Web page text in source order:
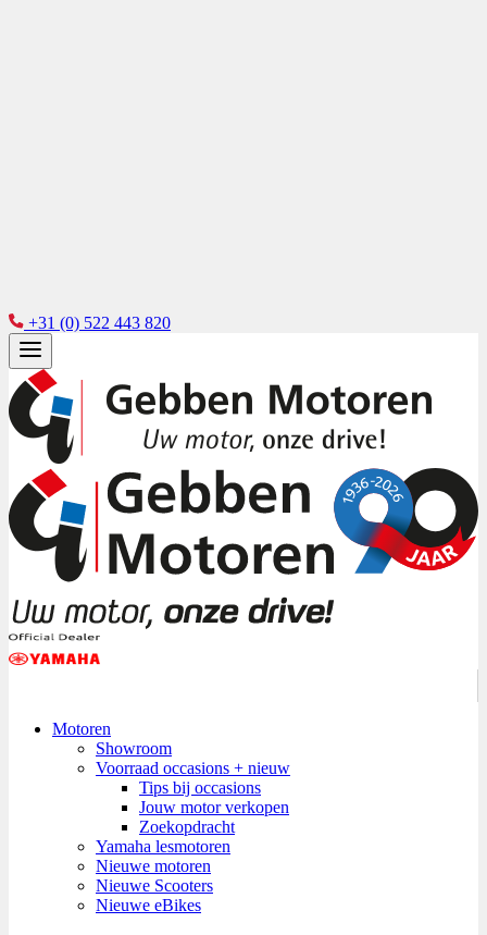
+31 (0) 522 443 820
Motoren
Showroom
Voorraad occasions + nieuw
Tips bij occasions
Jouw motor verkopen
Zoekopdracht
Yamaha lesmotoren
Nieuwe motoren
Nieuwe Scooters
Nieuwe eBikes